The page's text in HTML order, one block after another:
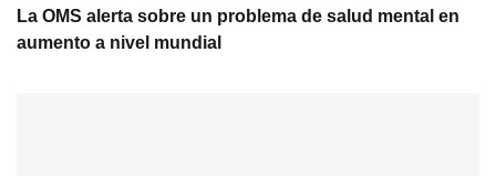
La OMS alerta sobre un problema de salud mental en
aumento a nivel mundial